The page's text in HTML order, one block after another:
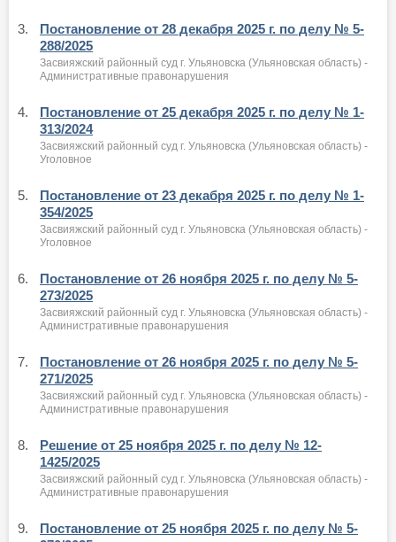
3.
Постановление от 28 декабря 2025 г. по делу № 5-
288/2025
Засвияжский районный суд г. Ульяновска (Ульяновская область) -
Административные правонарушения
4.
Постановление от 25 декабря 2025 г. по делу № 1-
313/2024
Засвияжский районный суд г. Ульяновска (Ульяновская область) -
Уголовное
5.
Постановление от 23 декабря 2025 г. по делу № 1-
354/2025
Засвияжский районный суд г. Ульяновска (Ульяновская область) -
Уголовное
6.
Постановление от 26 ноября 2025 г. по делу № 5-
273/2025
Засвияжский районный суд г. Ульяновска (Ульяновская область) -
Административные правонарушения
7.
Постановление от 26 ноября 2025 г. по делу № 5-
271/2025
Засвияжский районный суд г. Ульяновска (Ульяновская область) -
Административные правонарушения
8.
Решение от 25 ноября 2025 г. по делу № 12-
1425/2025
Засвияжский районный суд г. Ульяновска (Ульяновская область) -
Административные правонарушения
9.
Постановление от 25 ноября 2025 г. по делу № 5-